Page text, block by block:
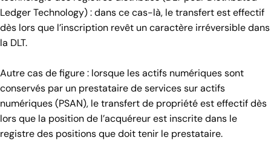
Ledger Technology) : dans ce cas-là, le transfert est effectif
dès lors que l’inscription revêt un caractère irréversible dans
la DLT.
Autre cas de figure : lorsque les actifs numériques sont
conservés par un prestataire de services sur actifs
numériques (PSAN), le transfert de propriété est effectif dès
lors que la position de l’acquéreur est inscrite dans le
registre des positions que doit tenir le prestataire.